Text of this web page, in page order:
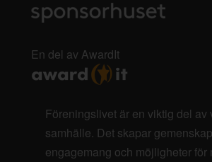
En del av AwardIt
Föreningslivet är en viktig del av
samhälle. Det skapar
engagemang och möjligheter för